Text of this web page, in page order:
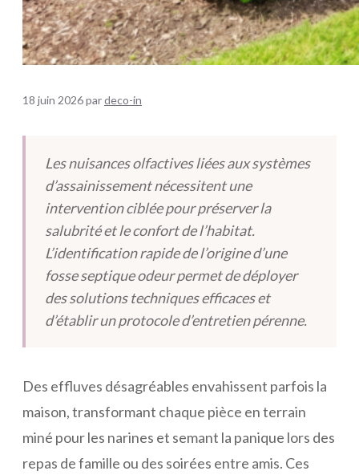
18 juin 2026pardeco-in
Les nuisances olfactives liées aux systèmes
d’assainissement nécessitent une
intervention ciblée pour préserver la
salubrité et le confort de l’habitat.
L’identification rapide de l’origine d’une
fosse septique odeur permet de déployer
des solutions techniques efficaces et
d’établir un protocole d’entretien pérenne.
Des effluves désagréables envahissent parfois la
maison, transformant chaque pièce en terrain
miné pour les narines et semant la panique lors des
repas de famille ou des soirées entre amis. Ces